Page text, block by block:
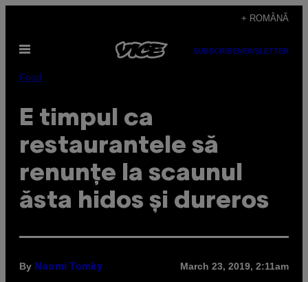
content
+ ROMÂNĂ
Open
SUBSCRIBENEWSLETTER
Food
E timpul ca
restaurantele să
renunțe la scaunul
ăsta hidos și dureros
By Naomi Tomky March 23, 2019, 2:11am